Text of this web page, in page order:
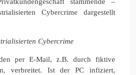
Cybercrime dargestellt
Cybercrime
per E-Mail, z.B. durch fiktive
verbreitet. Ist der PC infiziert,